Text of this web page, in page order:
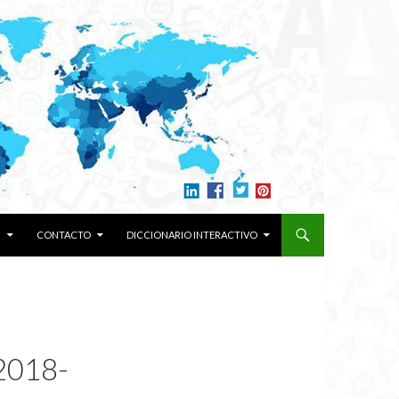
CONTACTO DICCIONARIO INTERACTIVO